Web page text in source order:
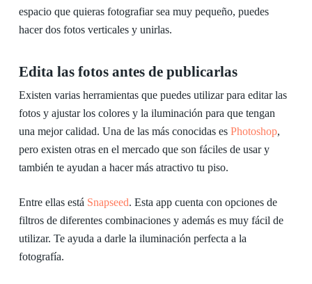
espacio que quieras fotografiar sea muy pequeño, puedes
hacer dos fotos verticales y unirlas.
Edita las fotos antes de publicarlas
Existen varias herramientas que puedes utilizar para editar las
fotos y ajustar los colores y la iluminación para que tengan
una mejor calidad. Una de las más conocidas es Photoshop,
pero existen otras en el mercado que son fáciles de usar y
también te ayudan a hacer más atractivo tu piso.
Entre ellas está Snapseed. Esta app cuenta con opciones de
filtros de diferentes combinaciones y además es muy fácil de
utilizar. Te ayuda a darle la iluminación perfecta a la
fotografía.